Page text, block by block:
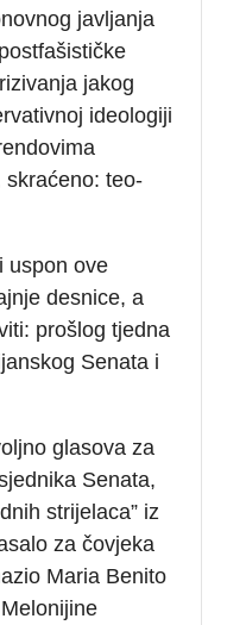
javljanja
jakog
ideologiji
skraćeno: teo-
uspon ove
desnice, a
prošlog tjedna
Senata i
glasova za
Senata,
strijelaca” iz
za čovjeka
Maria Benito